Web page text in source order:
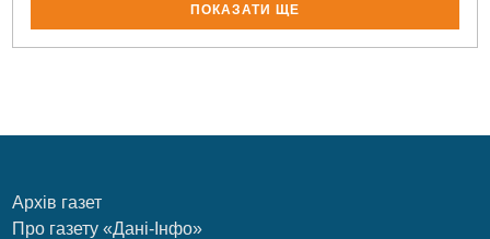
ПОКАЗАТИ ЩЕ
Архів газет
Про газету «Дані-Інфо»